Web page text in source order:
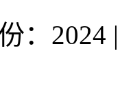
：2024 |